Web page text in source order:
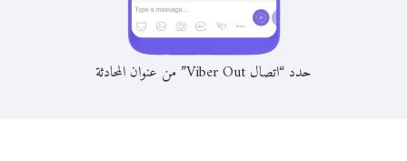
حدد “اتصال Viber Out” من عنوان المحادثة